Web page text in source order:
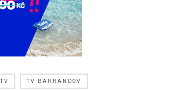
TV BARRANDOV